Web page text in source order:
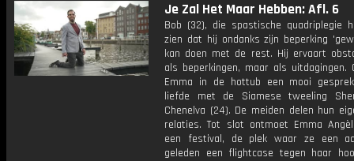
Je Zal Het Maar Hebben: Afl. 6
Bob (32), die spastische quadriplegie
zien dat hij ondanks zijn beperking
kan doen met de rest. Hij ervaart
als beperkingen, maar als uitdagingen.
Emma in de hottub een mooi
liefde met de Siamese tweeling
Chenelva (24). De meiden delen hun
relaties. Tot slot ontmoet Emma
een festival, de plek waar ze een
geleden een flightcase tegen haar